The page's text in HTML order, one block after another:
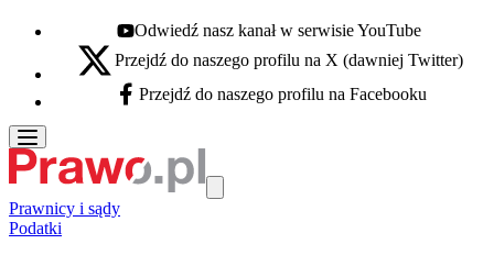
Youtube - otwiera się w nowej karcie
Odwiedź nasz kanał w serwisie YouTube
X - otwiera się w nowej karcie
Przejdź do naszego profilu na X (dawniej Twitter)
Facebook - otwiera się w nowej karcie
Przejdź do naszego profilu na Facebooku
Prawnicy i sądy
Podatki